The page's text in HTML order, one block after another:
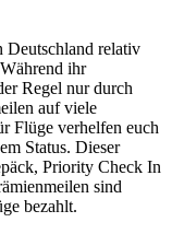
Deutschland relativ
ihr
Regel nur durch
auf viele
Flüge verhelfen euch
Status. Dieser
Priority Check In
sind
bezahlt.